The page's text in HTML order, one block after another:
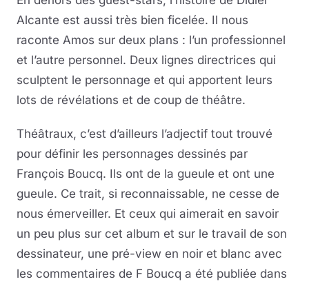
Alcante est aussi très bien ficelée. Il nous
raconte Amos sur deux plans : l’un professionnel
et l’autre personnel. Deux lignes directrices qui
sculptent le personnage et qui apportent leurs
lots de révélations et de coup de théâtre.
Théâtraux, c’est d’ailleurs l’adjectif tout trouvé
pour définir les personnages dessinés par
François Boucq. Ils ont de la gueule et ont une
gueule. Ce trait, si reconnaissable, ne cesse de
nous émerveiller. Et ceux qui aimerait en savoir
un peu plus sur cet album et sur le travail de son
dessinateur, une pré-view en noir et blanc avec
les commentaires de F Boucq a été publiée dans